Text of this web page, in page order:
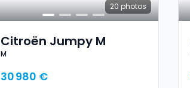
20 photos
Citroën Jumpy M
M
30 980 €